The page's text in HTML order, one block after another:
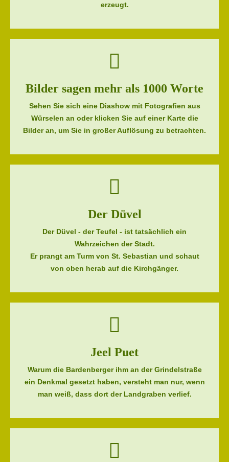
erzeugt.
Bilder sagen mehr als 1000 Worte
Sehen Sie sich eine Diashow mit Fotografien aus
Würselen an oder klicken Sie auf einer Karte die
Bilder an, um Sie in großer Auflösung zu betrachten.
Der Düvel
Der Düvel - der Teufel - ist tatsächlich ein
Wahrzeichen der Stadt.
Er prangt am Turm von St. Sebastian und schaut
von oben herab auf die Kirchgänger.
Jeel Puet
Warum die Bardenberger ihm an der Grindelstraße
ein Denkmal gesetzt haben, versteht man nur, wenn
man weiß, dass dort der Landgraben verlief.